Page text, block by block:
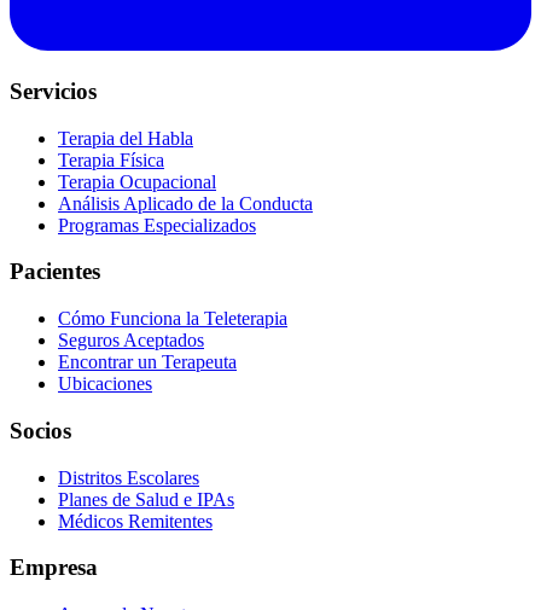
Servicios
Terapia del Habla
Terapia Física
Terapia Ocupacional
Análisis Aplicado de la Conducta
Programas Especializados
Pacientes
Cómo Funciona la Teleterapia
Seguros Aceptados
Encontrar un Terapeuta
Ubicaciones
Socios
Distritos Escolares
Planes de Salud e IPAs
Médicos Remitentes
Empresa